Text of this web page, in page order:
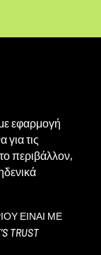
εφαρμογή
τις
περιβάλλον,
ΕΙΝΑΙ ΜΕ
TRUST